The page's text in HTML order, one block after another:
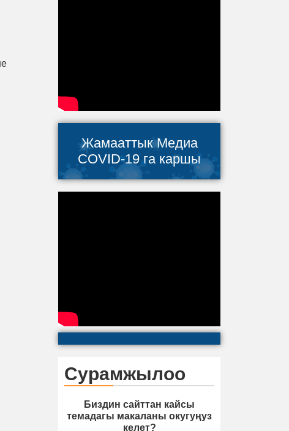
Жамааттык Медиа
COVID-19 га каршы
Сурамжылоо
Биздин сайттан кайсы
темадагы макаланы окугуңуз
келет?